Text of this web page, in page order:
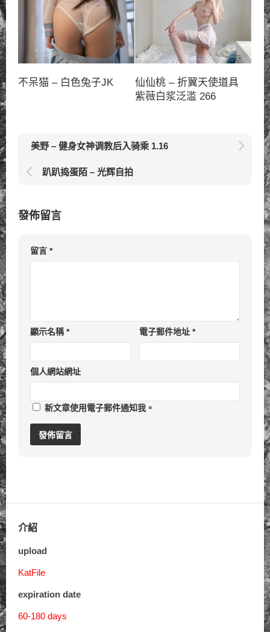
不呆猫 – 白色兔子JK
仙仙桃 – 折翼天使道具
紫薇白浆泛滥 266
美野 – 健身女神调教后入骑乘 1.16
趴趴捣蛋陌 – 光辉自拍
發佈留言
留言 *
顯示名稱* 電子郵件地址 *
個人網站網址
新文章使用電子郵件通知我。
介紹
upload
KatFile
expiration date
60-180 days